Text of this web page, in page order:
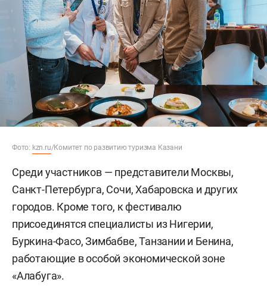
Фото: kzn.ru/Комитет по развитию туризма Казани
Среди участников — представители Москвы,
Санкт-Петербурга, Сочи, Хабаровска и других
городов. Кроме того, к фестивалю
присоединятся специалисты из Нигерии,
Буркина-Фасо, Зимбабве, Танзании и Бенина,
работающие в особой экономической зоне
«Алабуга».